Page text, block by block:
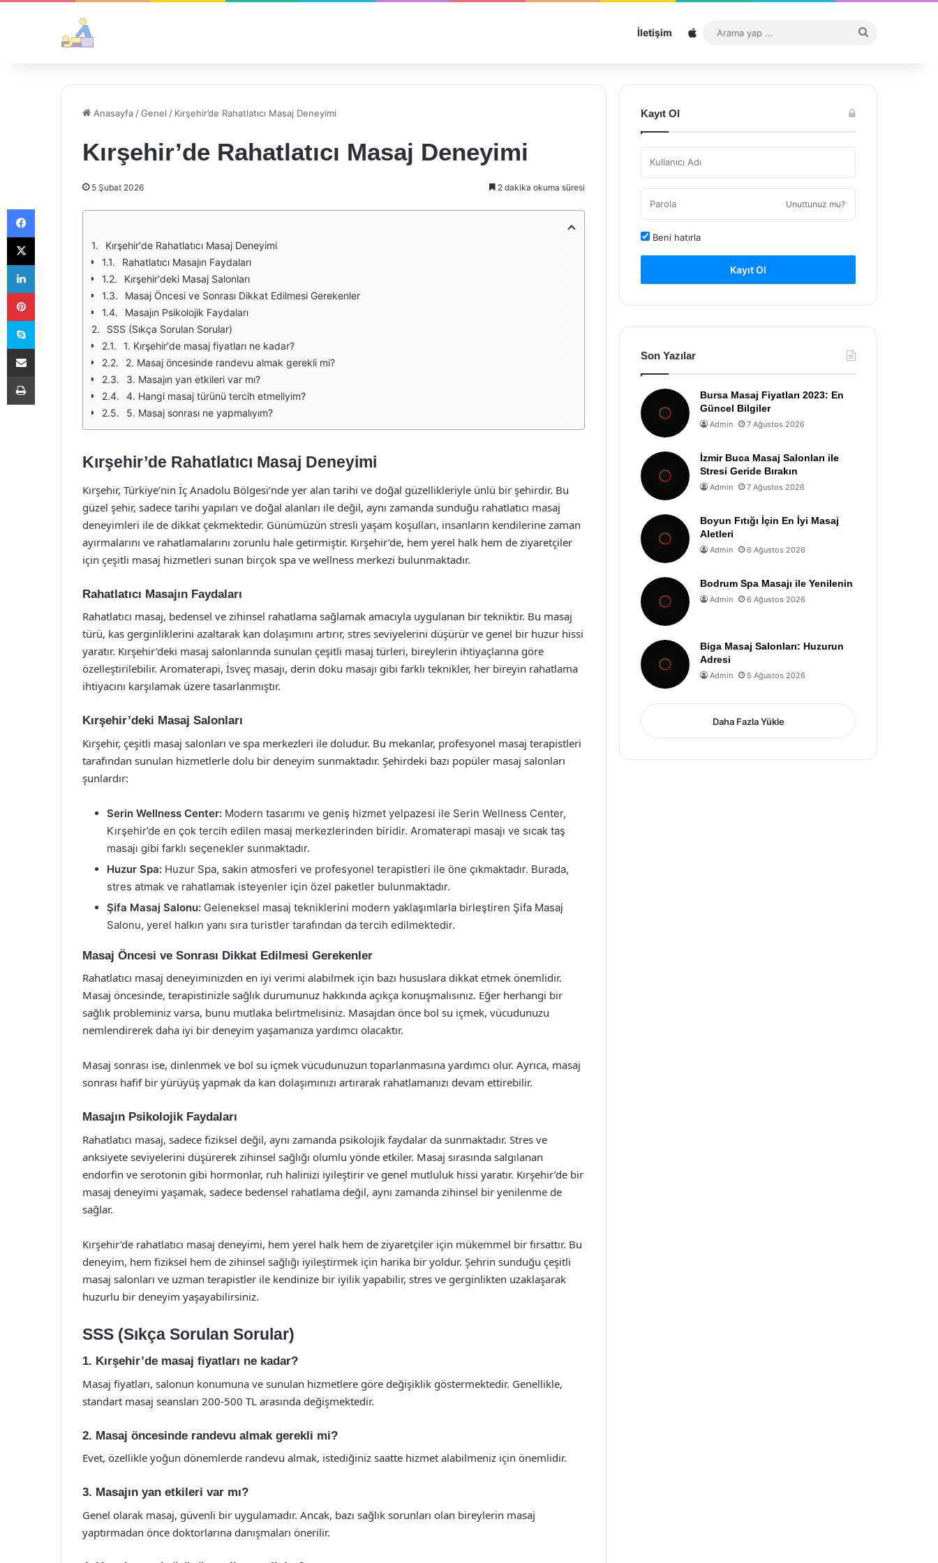
İletişim Sitemap
...
Anasayfa /Genel / Kırşehir’de Rahatlatıcı Masaj Deneyimi
Kırşehir’de Rahatlatıcı Masaj Deneyimi
5 Şubat 2026 2 dakika okuma süresi
Kırşehir'de Rahatlatıcı Masaj Deneyimi
Rahatlatıcı Masajın Faydaları
Kırşehir'deki Masaj Salonları
Masaj Öncesi ve Sonrası Dikkat Edilmesi Gerekenler
Masajın Psikolojik Faydaları
SSS (Sıkça Sorulan Sorular)
1. Kırşehir'de masaj fiyatları ne kadar?
2. Masaj öncesinde randevu almak gerekli mi?
3. Masajın yan etkileri var mı?
4. Hangi masaj türünü tercih etmeliyim?
5. Masaj sonrası ne yapmalıyım?
Kırşehir’de Rahatlatıcı Masaj Deneyimi
Kırşehir, Türkiye’nin İç Anadolu Bölgesi’nde yer alan tarihi ve doğal güzellikleriyle ünlü bir şehirdir. Bu
güzel şehir, sadece tarihi yapıları ve doğal alanları ile değil, aynı zamanda sunduğu rahatlatıcı masaj
deneyimleri ile de dikkat çekmektedir. Günümüzün stresli yaşam koşulları, insanların kendilerine zaman
ayırmalarını ve rahatlamalarını zorunlu hale getirmiştir. Kırşehir’de, hem yerel halk hem de ziyaretçiler
için çeşitli masaj hizmetleri sunan birçok spa ve wellness merkezi bulunmaktadır.
Rahatlatıcı Masajın Faydaları
Rahatlatıcı masaj, bedensel ve zihinsel rahatlama sağlamak amacıyla uygulanan bir tekniktir. Bu masaj
türü, kas gerginliklerini azaltarak kan dolaşımını artırır, stres seviyelerini düşürür ve genel bir huzur hissi
yaratır. Kırşehir’deki masaj salonlarında sunulan çeşitli masaj türleri, bireylerin ihtiyaçlarına göre
özelleştirilebilir. Aromaterapi, İsveç masajı, derin doku masajı gibi farklı teknikler, her bireyin rahatlama
ihtiyacını karşılamak üzere tasarlanmıştır.
Kırşehir’deki Masaj Salonları
Kırşehir, çeşitli masaj salonları ve spa merkezleri ile doludur. Bu mekanlar, profesyonel masaj terapistleri
tarafından sunulan hizmetlerle dolu bir deneyim sunmaktadır. Şehirdeki bazı popüler masaj salonları
şunlardır:
Serin Wellness Center: Modern tasarımı ve geniş hizmet yelpazesi ile Serin Wellness Center,
Kırşehir’de en çok tercih edilen masaj merkezlerinden biridir. Aromaterapi masajı ve sıcak taş
masajı gibi farklı seçenekler sunmaktadır.
Huzur Spa: Huzur Spa, sakin atmosferi ve profesyonel terapistleri ile öne çıkmaktadır. Burada,
stres atmak ve rahatlamak isteyenler için özel paketler bulunmaktadır.
Şifa Masaj Salonu: Geleneksel masaj tekniklerini modern yaklaşımlarla birleştiren Şifa Masaj
Salonu, yerel halkın yanı sıra turistler tarafından da tercih edilmektedir.
Masaj Öncesi ve Sonrası Dikkat Edilmesi Gerekenler
Rahatlatıcı masaj deneyiminizden en iyi verimi alabilmek için bazı hususlara dikkat etmek önemlidir.
Masaj öncesinde, terapistinizle sağlık durumunuz hakkında açıkça konuşmalısınız. Eğer herhangi bir
sağlık probleminiz varsa, bunu mutlaka belirtmelisiniz. Masajdan önce bol su içmek, vücudunuzu
nemlendirerek daha iyi bir deneyim yaşamanıza yardımcı olacaktır.
Masaj sonrası ise, dinlenmek ve bol su içmek vücudunuzun toparlanmasına yardımcı olur. Ayrıca, masaj
sonrası hafif bir yürüyüş yapmak da kan dolaşımınızı artırarak rahatlamanızı devam ettirebilir.
Masajın Psikolojik Faydaları
Rahatlatıcı masaj, sadece fiziksel değil, aynı zamanda psikolojik faydalar da sunmaktadır. Stres ve
anksiyete seviyelerini düşürerek zihinsel sağlığı olumlu yönde etkiler. Masaj sırasında salgılanan
endorfin ve serotonin gibi hormonlar, ruh halinizi iyileştirir ve genel mutluluk hissi yaratır. Kırşehir’de bir
masaj deneyimi yaşamak, sadece bedensel rahatlama değil, aynı zamanda zihinsel bir yenilenme de
sağlar.
Kırşehir’de rahatlatıcı masaj deneyimi, hem yerel halk hem de ziyaretçiler için mükemmel bir fırsattır. Bu
deneyim, hem fiziksel hem de zihinsel sağlığı iyileştirmek için harika bir yoldur. Şehrin sunduğu çeşitli
masaj salonları ve uzman terapistler ile kendinize bir iyilik yapabilir, stres ve gerginlikten uzaklaşarak
huzurlu bir deneyim yaşayabilirsiniz.
SSS (Sıkça Sorulan Sorular)
1. Kırşehir’de masaj fiyatları ne kadar?
Masaj fiyatları, salonun konumuna ve sunulan hizmetlere göre değişiklik göstermektedir. Genellikle,
standart masaj seansları 200-500 TL arasında değişmektedir.
2. Masaj öncesinde randevu almak gerekli mi?
Evet, özellikle yoğun dönemlerde randevu almak, istediğiniz saatte hizmet alabilmeniz için önemlidir.
3. Masajın yan etkileri var mı?
Genel olarak masaj, güvenli bir uygulamadır. Ancak, bazı sağlık sorunları olan bireylerin masaj
yaptırmadan önce doktorlarına danışmaları önerilir.
Kayıt Ol
Unuttunuz mu?
Beni hatırla
Kayıt Ol
Son Yazılar
Bursa Masaj Fiyatları 2023: En
Güncel Bilgiler
Admin 7 Ağustos 2026
İzmir Buca Masaj Salonları ile
Stresi Geride Bırakın
Admin 7 Ağustos 2026
Boyun Fıtığı İçin En İyi Masaj
Aletleri
Admin 6 Ağustos 2026
Bodrum Spa Masajı ile Yenilenin
Admin 6 Ağustos 2026
Biga Masaj Salonları: Huzurun
Adresi
Admin 5 Ağustos 2026
Daha Fazla Yükle
Facebook
X
LinkedIn
Pinterest
Skype
E-Posta ile paylaş